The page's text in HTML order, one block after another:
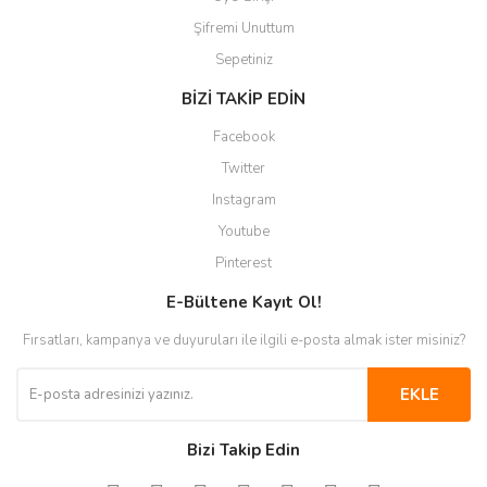
Şifremi Unuttum
Sepetiniz
BİZİ TAKİP EDİN
Facebook
Twitter
Instagram
Youtube
Pinterest
E-Bültene Kayıt Ol!
Fırsatları, kampanya ve duyuruları ile ilgili e-posta almak ister misiniz?
EKLE
Bizi Takip Edin